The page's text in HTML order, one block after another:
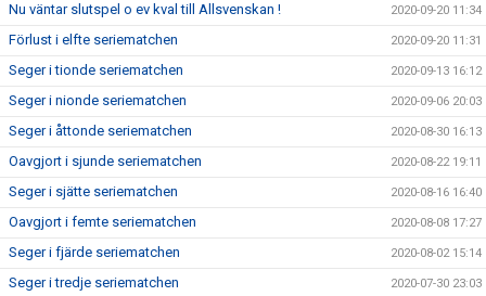
Nu väntar slutspel o ev kval till Allsvenskan ! 2020-09-20 11:34
Förlust i elfte seriematchen 2020-09-20 11:31
Seger i tionde seriematchen 2020-09-13 16:12
Seger i nionde seriematchen 2020-09-06 20:03
Seger i åttonde seriematchen 2020-08-30 16:13
Oavgjort i sjunde seriematchen 2020-08-22 19:11
Seger i sjätte seriematchen 2020-08-16 16:40
Oavgjort i femte seriematchen 2020-08-08 17:27
Seger i fjärde seriematchen 2020-08-02 15:14
Seger i tredje seriematchen 2020-07-30 23:03